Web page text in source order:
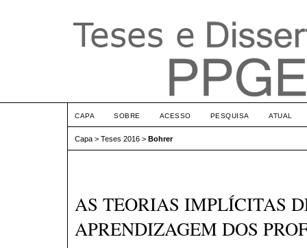
CAPA SOBRE ACESSO PESQUISA ATUAL
Capa > Teses 2016 > Bohrer
AS TEORIAS IMPLÍCITAS
APRENDIZAGEM DOS